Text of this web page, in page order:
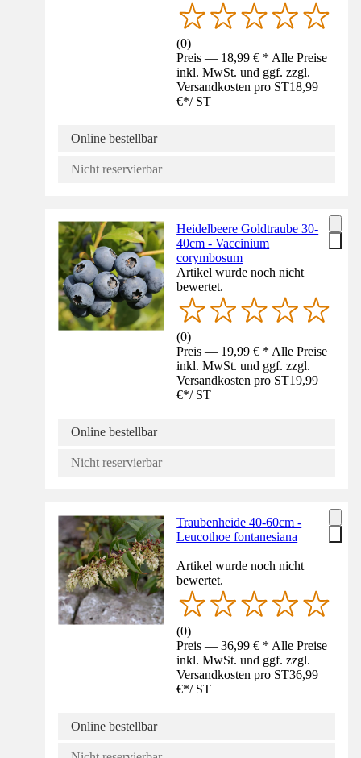
(0)
Preis — 18,99 € * Alle Preise
inkl. MwSt. und ggf. zzgl.
Versandkosten pro ST18,99
€*/ ST
Online bestellbar
Nicht reservierbar
Heidelbeere Goldtraube 30-
40cm - Vaccinium
corymbosum
Artikel wurde noch nicht
bewertet.
(0)
Preis — 19,99 € * Alle Preise
inkl. MwSt. und ggf. zzgl.
Versandkosten pro ST19,99
€*/ ST
Online bestellbar
Nicht reservierbar
Traubenheide 40-60cm -
Leucothoe fontanesiana
Artikel wurde noch nicht
bewertet.
(0)
Preis — 36,99 € * Alle Preise
inkl. MwSt. und ggf. zzgl.
Versandkosten pro ST36,99
€*/ ST
Online bestellbar